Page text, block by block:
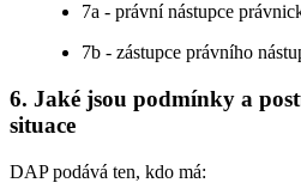
7a - právní nástupce
7b - zástupce právního
6. Jaké jsou podmínky a
situace
DAP podává ten, kdo má: